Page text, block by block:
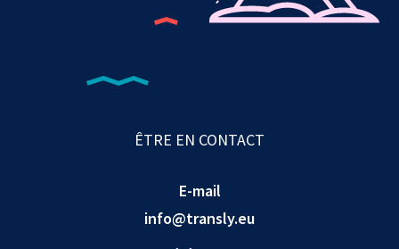
ÊTRE EN CONTACT
E-mail
info@transly.eu